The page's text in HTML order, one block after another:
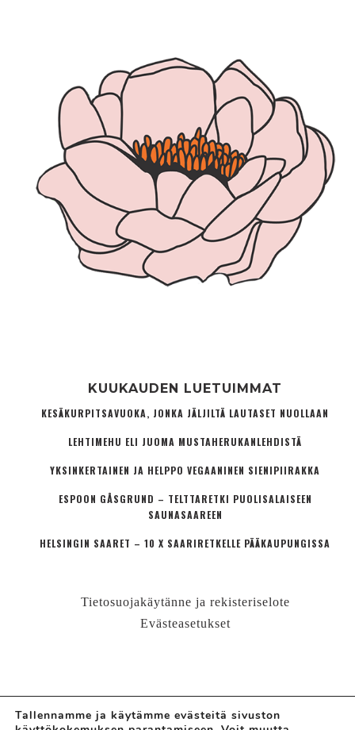
KUUKAUDEN LUETUIMMAT
KESÄKURPITSAVUOKA, JONKA JÄLJILTÄ LAUTASET NUOLLAAN
LEHTIMEHU ELI JUOMA MUSTAHERUKANLEHDISTÄ
YKSINKERTAINEN JA HELPPO VEGAANINEN SIENIPIIRAKKA
ESPOON GÅSGRUND – TELTTARETKI PUOLISALAISEEN
SAUNASAAREEN
HELSINGIN SAARET – 10 X SAARIRETKELLE PÄÄKAUPUNGISSA
Tietosuojakäytänne ja rekisteriselote
Evästeasetukset
Tallennamme ja käytämme evästeitä sivuston